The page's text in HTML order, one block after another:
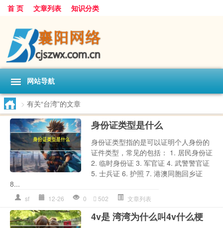
首 页 文章列表 知识分类
网站导航
> 有关“台湾”的文章
身份证类型是什么
身份证类型指的是可以证明个人身份的
证件类型，常见的包括： 1. 居民身份证
2. 临时身份证 3. 军官证 4. 武警警官证
5. 士兵证 6. 护照 7. 港澳同胞回乡证
8...
sf 12-26 0 502 文章列表
4v是 湾湾为什么叫4v什么梗